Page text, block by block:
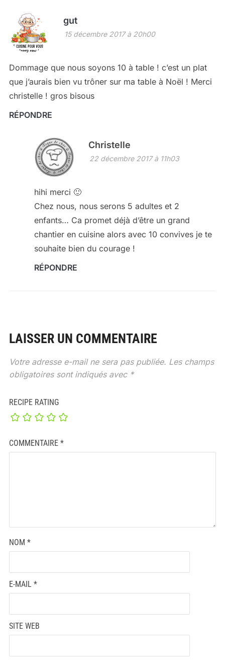
gut
15 décembre 2017 à 20h00
Dommage que nous soyons 10 à table ! c’est un plat
que j’aurais bien vu trôner sur ma table à Noël ! Merci
christelle ! gros bisous
RÉPONDRE
Christelle
22 décembre 2017 à 11h03
hihi merci 🙂
Chez nous, nous serons 5 adultes et 2
enfants… Ca promet déjà d’être un grand
chantier en cuisine alors avec 10 convives je te
souhaite bien du courage !
RÉPONDRE
LAISSER UN COMMENTAIRE
Votre adresse e-mail ne sera pas publiée. Les champs
obligatoires sont indiqués avec *
RECIPE RATING
COMMENTAIRE *
NOM *
E-MAIL *
SITE WEB